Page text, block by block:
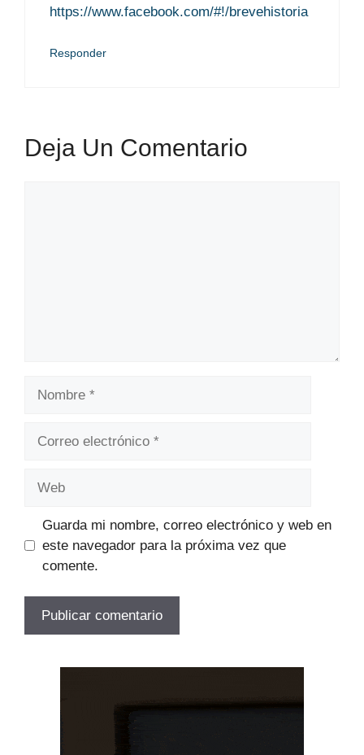
https://www.facebook.com/#!/brevehistoria
Responder
Deja Un Comentario
Guarda mi nombre, correo electrónico y web en
este navegador para la próxima vez que
comente.